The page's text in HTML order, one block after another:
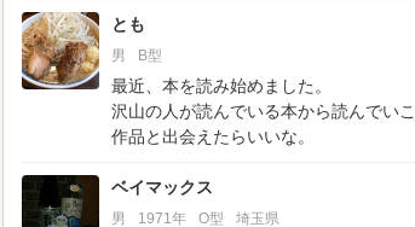
とも
男 B型
最近、本を読み始めました。
沢山の人が読んでいる本から読んでい
作品と出会えたらいいな。
ベイマックス
男 1971年 O型 埼玉県